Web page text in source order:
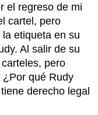
el regreso de mi
cartel, pero
etiqueta en su
Al salir de su
pero
¿Por qué Rudy
derecho legal